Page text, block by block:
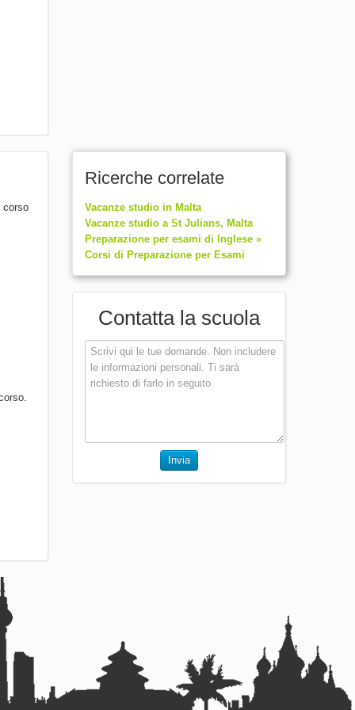
corso
Ricerche correlate
Vacanze studio in Malta
Vacanze studio a St Julians, Malta
Preparazione per esami di Inglese »
Corsi di Preparazione per Esami
Contatta la scuola
Invia